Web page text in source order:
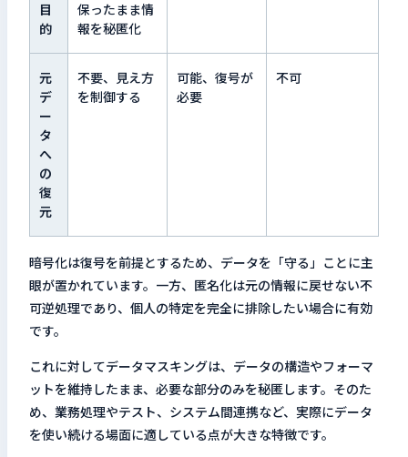
目
的
保ったまま情
報を秘匿化
元
デ
ー
タ
へ
の
復
元
不要、見え方
を制御する
可能、復号が
必要
不可
暗号化は復号を前提とするため、データを「守る」ことに主
眼が置かれています。一方、匿名化は元の情報に戻せない不
可逆処理であり、個人の特定を完全に排除したい場合に有効
です。
これに対してデータマスキングは、データの構造やフォーマ
ットを維持したまま、必要な部分のみを秘匿します。そのた
め、業務処理やテスト、システム間連携など、実際にデータ
を使い続ける場面に適している点が大きな特徴です。